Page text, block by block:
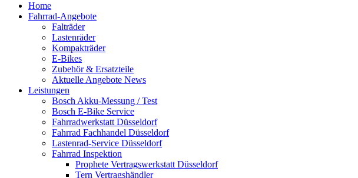
Home
Fahrrad-Angebote
Falträder
Lastenräder
Kompakträder
E-Bikes
Zubehör & Ersatzteile
Aktuelle Angebote News
Leistungen
Bosch Akku-Messung / Test
Bosch E-Bike Service
Fahrradwerkstatt Düsseldorf
Fahrrad Fachhandel Düsseldorf
Lastenrad-Service Düsseldorf
Fahrrad Inspektion
Prophete Vertragswerkstatt Düsseldorf
Tern Vertragshändler